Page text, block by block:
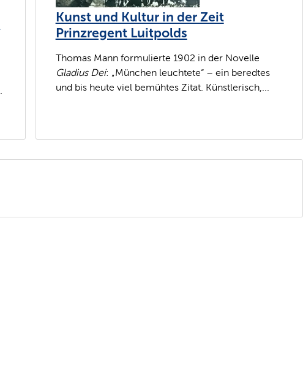
Kunst und Kultur in der Zeit
Prinzregent Luitpolds
Thomas Mann formulierte 1902 in der Novelle
Gladius Dei: „München leuchtete“ – ein beredtes
und bis heute viel bemühtes Zitat. Künstlerisch,...